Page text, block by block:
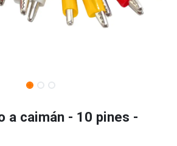
a caimán - 10 pines -